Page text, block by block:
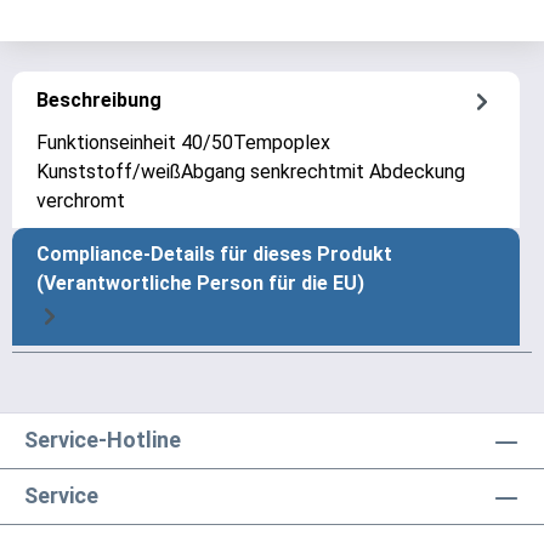
Beschreibung
Funktionseinheit 40/50Tempoplex
Kunststoff/weißAbgang senkrechtmit Abdeckung
verchromt
Compliance-Details für dieses Produkt
(Verantwortliche Person für die EU)
Service-Hotline
Service